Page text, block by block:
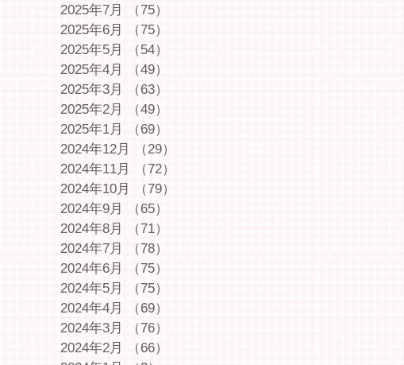
2025年7月
（75）
2025年6月
（75）
2025年5月
（54）
2025年4月
（49）
2025年3月
（63）
2025年2月
（49）
2025年1月
（69）
2024年12月
（29）
2024年11月
（72）
2024年10月
（79）
2024年9月
（65）
2024年8月
（71）
2024年7月
（78）
2024年6月
（75）
2024年5月
（75）
2024年4月
（69）
2024年3月
（76）
2024年2月
（66）